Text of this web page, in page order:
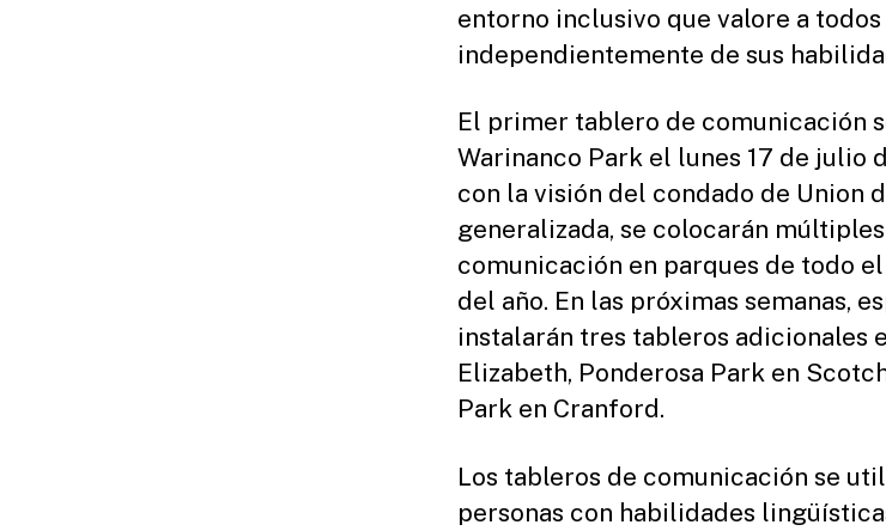
entorno inclusivo que valore a
independientemente de sus
El primer tablero de comunicación
Warinanco Park el lunes 17 de julio
con la visión del condado de Union
generalizada, se colocarán
comunicación en parques de todo
del año. En las próximas semanas,
instalarán tres tableros adicionales
Elizabeth, Ponderosa Park en
Park en Cranford.
Los tableros de comunicación se
personas con habilidades